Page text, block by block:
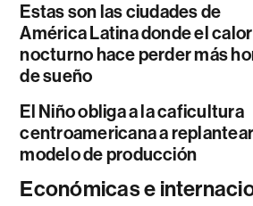
Estas son las ciudades de
América Latina donde el calor
nocturno hace perder más
de sueño
El Niño obliga a la caficultura
centroamericana a
modelo de producción
Económicas e